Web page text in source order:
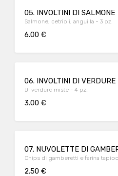
05. INVOLTINI DI SALMONE
Salmone, cetrioli, anguilla - 3 pz.
6.00 €
06. INVOLTINI DI VERDURE
Di verdure miste - 4 pz.
3.00 €
07. NUVOLETTE DI
Chips di gamberetti e farina
2.50 €